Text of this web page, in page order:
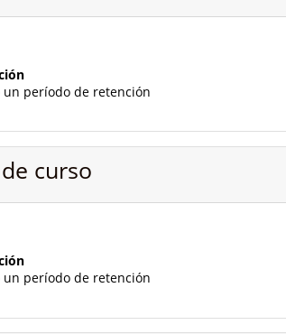
período de retención
curso
período de retención